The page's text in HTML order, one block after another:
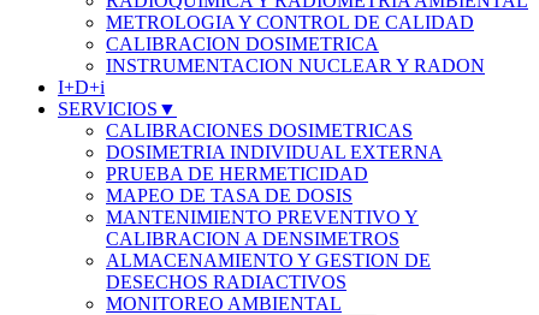
METROLOGIA Y CONTROL DE CALIDAD
CALIBRACION DOSIMETRICA
INSTRUMENTACION NUCLEAR Y RADON
I+D+i
SERVICIOS ▼
CALIBRACIONES DOSIMETRICAS
DOSIMETRIA INDIVIDUAL EXTERNA
PRUEBA DE HERMETICIDAD
MAPEO DE TASA DE DOSIS
MANTENIMIENTO PREVENTIVO Y
CALIBRACION A DENSIMETROS
ALMACENAMIENTO Y GESTION DE
DESECHOS RADIACTIVOS
MONITOREO AMBIENTAL